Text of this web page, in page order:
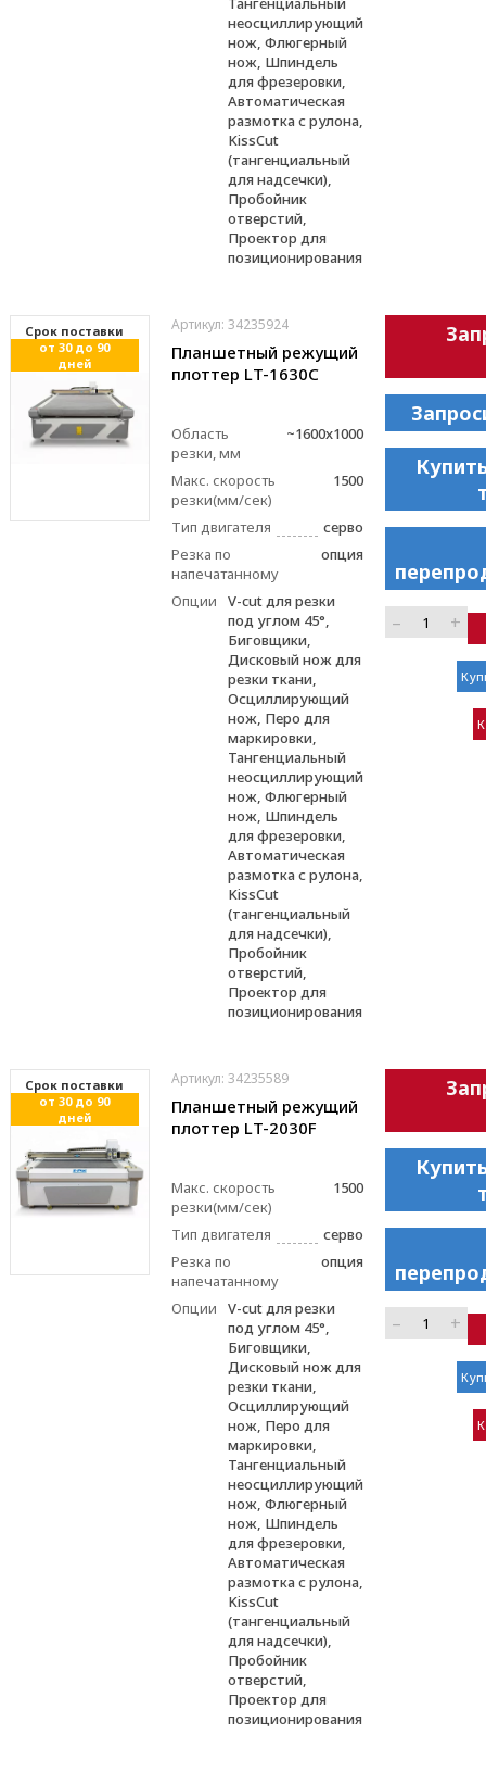
неосциллирующий
нож, Флюгерный
нож, Шпиндель
для фрезеровки,
Автоматическая
размотка с рулона,
KissCut
(тангенциальный
для надсечки),
Пробойник
отверстий,
Проектор для
позиционирования
Cрок поставки
от 30 до 90
дней
Артикул: 34235924
Планшетный режущий
плоттер LT-1630C
Область
резки, мм
~1600x1000
Макс. скорость
резки(мм/сек)
1500
Тип двигателя
серво
Резка по
напечатанному
опция
Опции
V-cut для резки
под углом 45°,
Биговщики,
Дисковый нож для
резки ткани,
Осциллирующий
нож, Перо для
маркировки,
Тангенциальный
неосциллирующий
нож, Флюгерный
нож, Шпиндель
для фрезеровки,
Автоматическая
размотка с рулона,
KissCut
(тангенциальный
для надсечки),
Пробойник
отверстий,
Проектор для
позиционирования
– +
Cрок поставки
от 30 до 90
дней
Артикул: 34235589
Планшетный режущий
плоттер LT-2030F
Макс. скорость
резки(мм/сек)
1500
Тип двигателя
серво
Резка по
напечатанному
опция
Опции
V-cut для резки
под углом 45°,
Биговщики,
Дисковый нож для
резки ткани,
Осциллирующий
нож, Перо для
маркировки,
Тангенциальный
неосциллирующий
нож, Флюгерный
нож, Шпиндель
для фрезеровки,
Автоматическая
размотка с рулона,
KissCut
(тангенциальный
для надсечки),
Пробойник
отверстий,
Проектор для
позиционирования
– +